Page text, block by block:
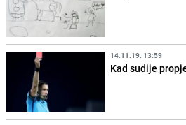
14.11.19. 13:59
Kad sudije